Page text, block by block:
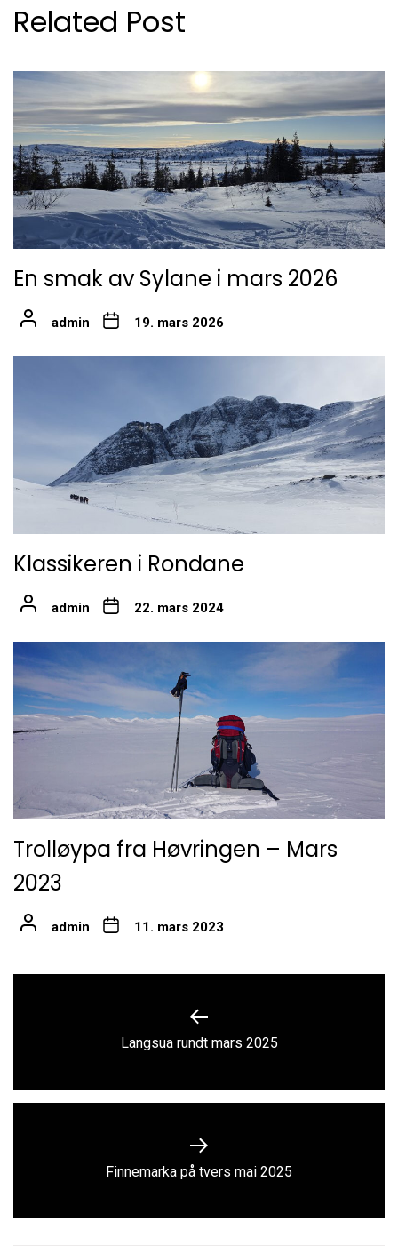
Related Post
En smak av Sylane i mars 2026
admin 19. mars 2026
Klassikeren i Rondane
admin 22. mars 2024
Trolløypa fra Høvringen – Mars
2023
admin 11. mars 2023
Previous
Langsua rundt mars 2025
Next
Finnemarka på tvers mai 2025